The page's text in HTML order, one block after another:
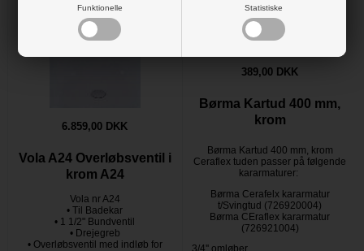
Funktionelle Statistiske
6.859,00 DKK
Vola A24 Overløbsventil i
krom A24
Vola nr A24
• Til Badekar
• 1 1/2" Bundventil
• Drejegreb
• Overløbsventil med indløb for
389,00 DKK
Børma Kartud 400 mm,
krom
Børma Kartud 400 mm, krom
Ceraflex tuden passer på følgende
kararmaturer:
Børma Cerafelx kararmatur
t/Svingtud (726920004)
Børma CEraflex kararmatur
(726921004)
3/4'' omløber